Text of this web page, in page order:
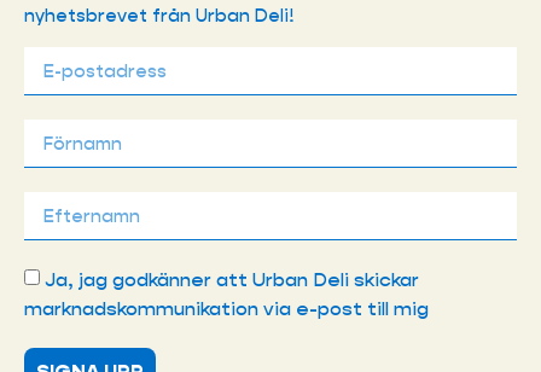
nyhetsbrevet från Urban Deli!
Ja, jag godkänner att Urban Deli skickar
marknadskommunikation via e-post till mig